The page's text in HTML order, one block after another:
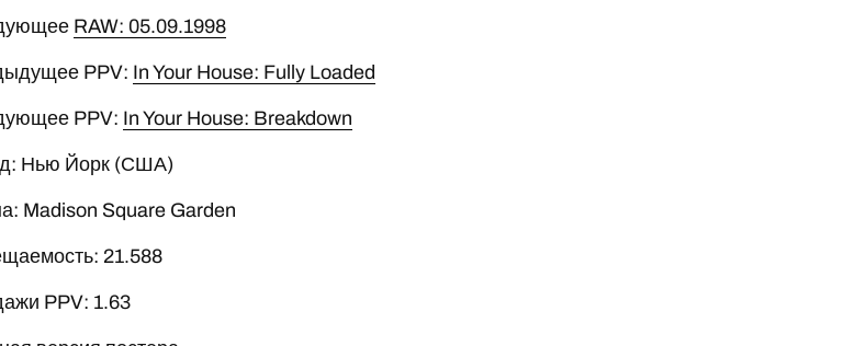
RAW: 05.09.1998
PPV: In Your House: Fully Loaded
PPV: In Your House: Breakdown
Нью Йорк (США)
Madison Square Garden
21.588
PPV: 1.63